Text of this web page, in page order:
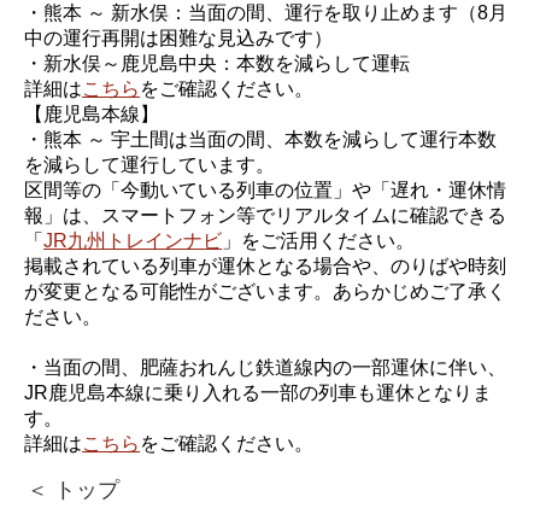
・熊本 ～ 新水俣：当面の間、運行を取り止めます（8月
中の運行再開は困難な見込みです）
・新水俣～鹿児島中央：本数を減らして運転
詳細はこちら をご確認ください。
【鹿児島本線】
・熊本 ～ 宇土間は当面の間、本数を減らして運行本数
を減らして運行しています。
区間等の「今動いている列車の位置」や「遅れ・運休情
報」は、スマートフォン等でリアルタイムに確認できる
「JR九州トレインナビ 」をご活用ください。
掲載されている列車が運休となる場合や、のりばや時刻
が変更となる可能性がございます。あらかじめご了承く
ださい。
・当面の間、肥薩おれんじ鉄道線内の一部運休に伴い、
JR鹿児島本線に乗り入れる一部の列車も運休となりま
す。
詳細はこちら をご確認ください。
＜ トップ